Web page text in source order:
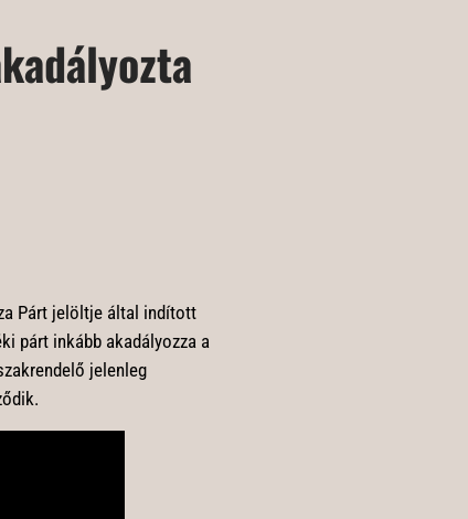
Párt jelöltje által indított
párt inkább akadályozza a
jelenleg